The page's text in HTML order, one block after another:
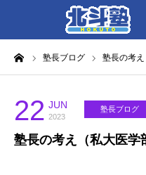
塾長ブログ 塾長の考
22 JUN
2023
塾長ブログ
塾長の考え（私大医学
HOME
各教室別に記事を見る
北斗塾／教室一覧